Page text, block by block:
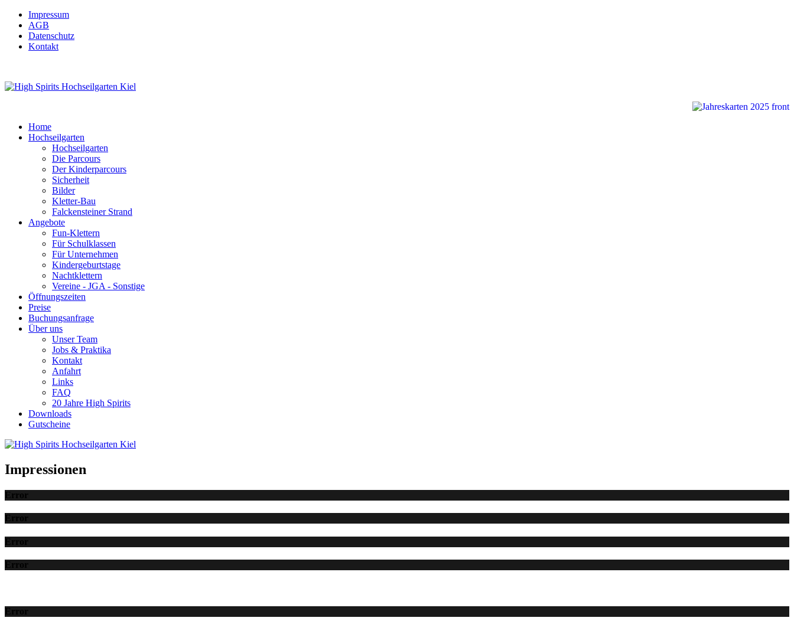
Impressum
AGB
Datenschutz
Kontakt
Home
Hochseilgarten
Hochseilgarten
Die Parcours
Der Kinderparcours
Sicherheit
Bilder
Kletter-Bau
Falckensteiner Strand
Angebote
Fun-Klettern
Für Schulklassen
Für Unternehmen
Kindergeburtstage
Nachtklettern
Vereine - JGA - Sonstige
Öffnungszeiten
Preise
Buchungsanfrage
Über uns
Unser Team
Jobs & Praktika
Kontakt
Anfahrt
Links
FAQ
20 Jahre High Spirits
Downloads
Gutscheine
Impressionen
Error
Error
Error
Error
Error